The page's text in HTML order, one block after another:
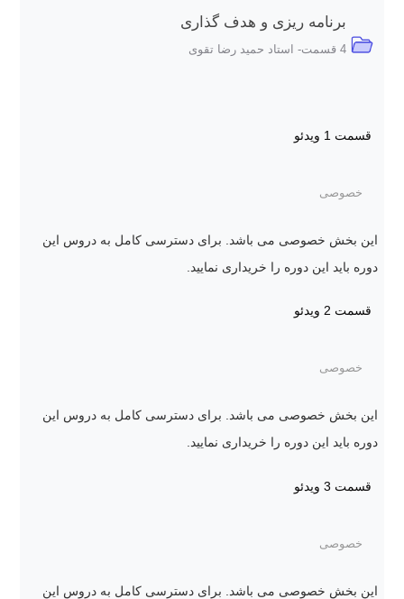
برنامه ریزی و هدف گذاری
4 قسمت- استاد حمید رضا تقوی
قسمت 1 ویدئو
خصوصی
این بخش خصوصی می باشد. برای دسترسی کامل به دروس این
دوره باید این دوره را خریداری نمایید.
قسمت 2 ویدئو
خصوصی
این بخش خصوصی می باشد. برای دسترسی کامل به دروس این
دوره باید این دوره را خریداری نمایید.
قسمت 3 ویدئو
خصوصی
این بخش خصوصی می باشد. برای دسترسی کامل به دروس این